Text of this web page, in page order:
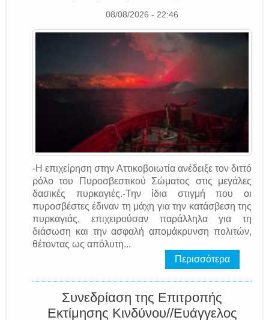
08/08/2026 - 22:46
-Η επιχείρηση στην Αττικοβοιωτία ανέδειξε τον διττό
ρόλο του Πυροσβεστικού Σώματος στις μεγάλες
δασικές πυρκαγιές.-Την ίδια στιγμή που οι
πυροσβέστες έδιναν τη μάχη για την κατάσβεση της
πυρκαγιάς, επιχειρούσαν παράλληλα για τη
διάσωση και την ασφαλή απομάκρυνση πολιτών,
θέτοντας ως απόλυτη...
Περισσότερα
Συνεδρίαση της Επιτροπής
Εκτίμησης Κινδύνου//Ευάγγελος